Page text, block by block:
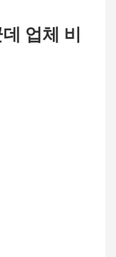
업체 비